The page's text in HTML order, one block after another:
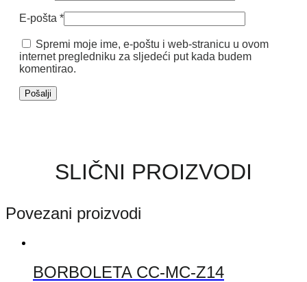
E-pošta *
Spremi moje ime, e-poštu i web-stranicu u ovom
internet pregledniku za sljedeći put kada budem
komentirao.
SLIČNI PROIZVODI
Povezani proizvodi
BORBOLETA CC-MC-Z14